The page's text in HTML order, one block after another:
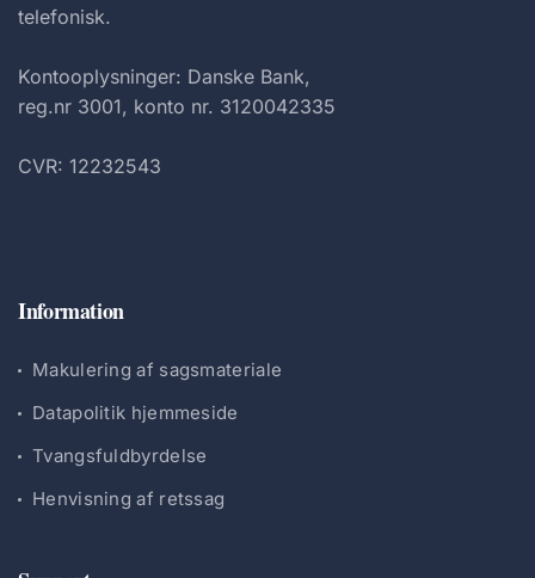
telefonisk.
Kontooplysninger: Danske Bank,
reg.nr 3001, konto nr. 3120042335
CVR: 12232543
Information
Makulering af sagsmateriale
Datapolitik hjemmeside
Tvangsfuldbyrdelse
Henvisning af retssag